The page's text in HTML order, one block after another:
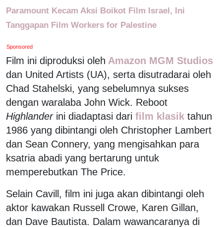
Paramount Kecam Aksi Boikot Film Israel, Ini
Tanggapan Film Workers for Palestine
Sponsored
Film ini diproduksi oleh Amazon MGM Studios
dan United Artists (UA), serta disutradarai oleh
Chad Stahelski, yang sebelumnya sukses
dengan waralaba John Wick. Reboot
Highlander ini diadaptasi dari film klasik tahun
1986 yang dibintangi oleh Christopher Lambert
dan Sean Connery, yang mengisahkan para
ksatria abadi yang bertarung untuk
memperebutkan The Price.
Selain Cavill, film ini juga akan dibintangi oleh
aktor kawakan Russell Crowe, Karen Gillan,
dan Dave Bautista. Dalam wawancaranya di